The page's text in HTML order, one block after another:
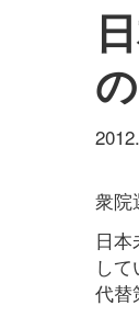
衆院
日
し
代替